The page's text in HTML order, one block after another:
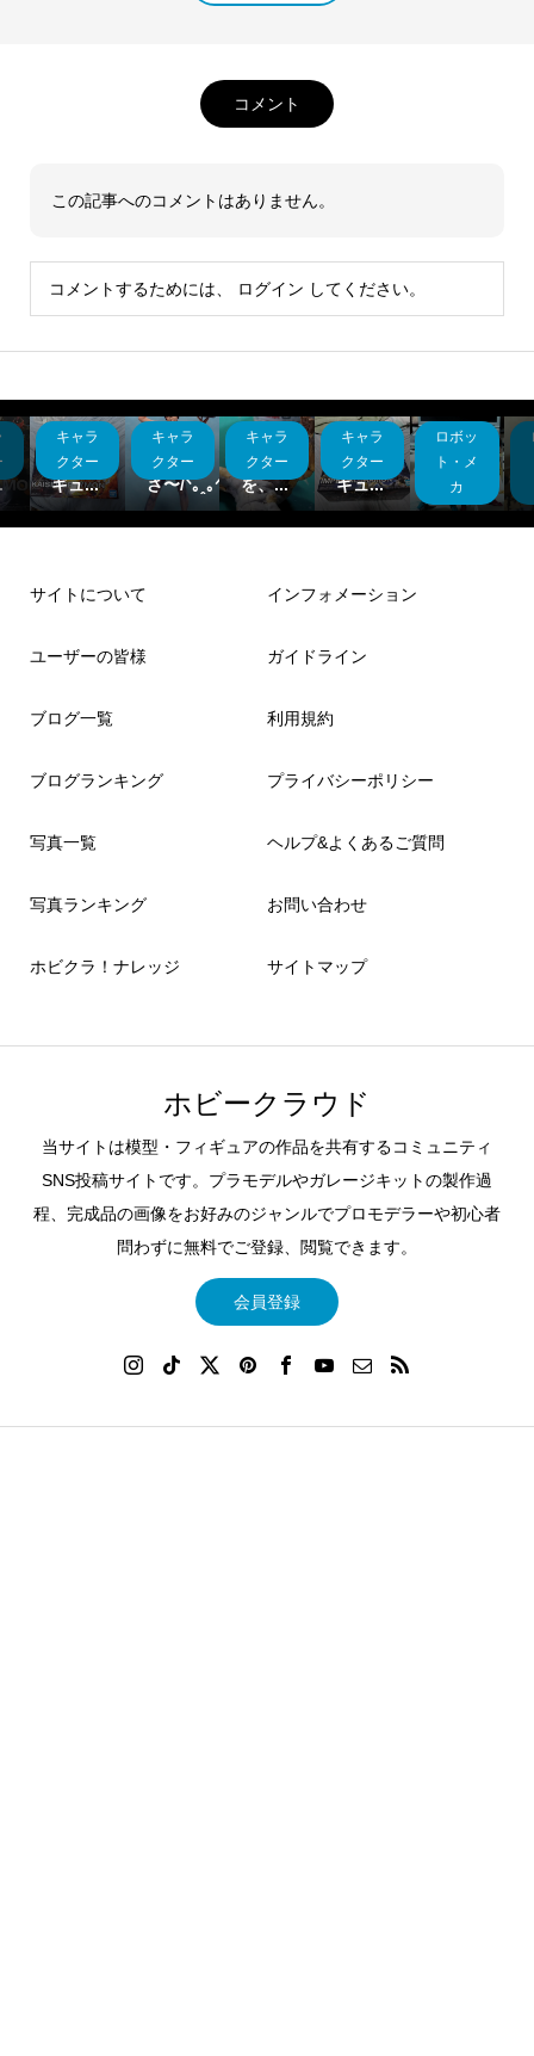
コメント
この記事へのコメントはありません。
コメントするためには、 ログイン してください。
キャラ
クター
バンダ
イフィ
ギュ...
キャラ
クター
う
さ〜/⁠ᐠ⁠｡⁠ꞈ⁠｡⁠ᐟ⁠
キャラ
クター
バーバ
リアン
を、...
キャラ
クター
バンダ
イフィ
ギュ...
ロボッ
ト・メ
カ
レトロ
ゲーム
の…。
サイトについて
ユーザーの皆様
ブログ一覧
ブログランキング
写真一覧
写真ランキング
ホビクラ！ナレッジ
インフォメーション
ガイドライン
利用規約
プライバシーポリシー
ヘルプ&よくあるご質問
お問い合わせ
サイトマップ
ホビークラウド
当サイトは模型・フィギュアの作品を共有するコミュニティ
SNS投稿サイトです。プラモデルやガレージキットの製作過
程、完成品の画像をお好みのジャンルでプロモデラーや初心者
問わずに無料でご登録、閲覧できます。
会員登録